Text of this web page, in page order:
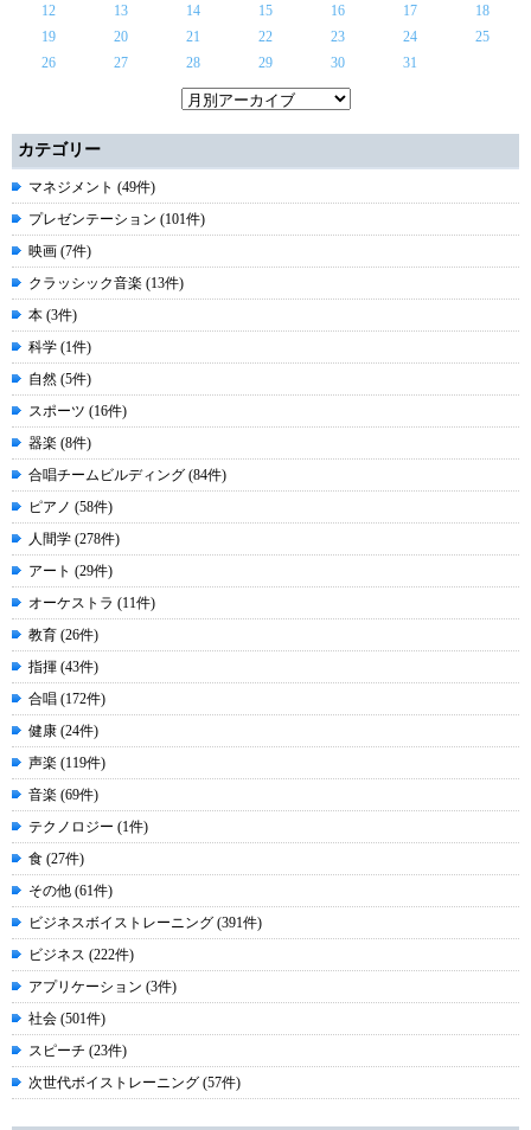
12
13 14 15 16 17
18
19
20 21 22 23 24
25
26
27 28 29 30 31
カテゴリー
マネジメント (49件)
プレゼンテーション (101件)
映画 (7件)
クラッシック音楽 (13件)
本 (3件)
科学 (1件)
自然 (5件)
スポーツ (16件)
器楽 (8件)
合唱チームビルディング (84件)
ピアノ (58件)
人間学 (278件)
アート (29件)
オーケストラ (11件)
教育 (26件)
指揮 (43件)
合唱 (172件)
健康 (24件)
声楽 (119件)
音楽 (69件)
テクノロジー (1件)
食 (27件)
その他 (61件)
ビジネスボイストレーニング (391件)
ビジネス (222件)
アプリケーション (3件)
社会 (501件)
スピーチ (23件)
次世代ボイストレーニング (57件)